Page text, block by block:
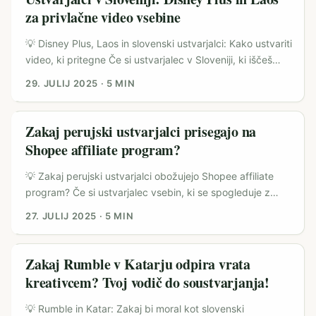
na vprašanja fanov nekaj, kar ne gre jemati zlahka – gre
za priložnost, da zgradiš zvesto skupnost in izboljšaš
svojo prodajo. ...
za privlačne video vsebine
💡 Disney Plus, Laos in slovenski ustvarjalci: Kako ustvariti
video, ki pritegne Če si ustvarjalec v Sloveniji, ki iščeš
izmed največjih platform, ki ponuja tone navdiha, še
posebej z novimi franšizami, kot so Marvelovi junaki ali
serije, ki prihajajo kmalu na platformo (kot denimo ‘The
Fantastic Four: First Steps’ – vir tomsguide). Po drugi
strani pa Laos kot tema predstavlja eksotično in vizualno
bogato okolje, ki ga redko kdo uporabi, kar ustvarjalcem
29. JULIJ 2025 · 5 MIN
Zakaj perujski ustvarjalci prisegajo na
Shopee affiliate program?
💡 Zakaj perujski ustvarjalci obožujejo Shopee affiliate
program? Če si ustvarjalec vsebin, ki se spogleduje z
odkriva potencial te oblike zaslužka, imajo Peru in širša
Latinska Amerika že kar lepo razvite affiliate platforme,
kot je Shopee. Zakaj? Ker je Shopee tam postal eden od
top e-trgovcev, ki aktivno spodbuja ustvarjalce, da
sodelujejo, promovirajo izdelke in s tem služijo resne
27. JULIJ 2025 · 5 MIN
Zakaj Rumble v Katarju odpira vrata
kreativcem? Tvoj vodič do soustvarjanja!
💡 Rumble in Katar: Zakaj bi moral kot slovenski